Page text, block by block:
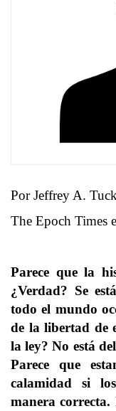
Por Jeffrey A.
The Epoch Times
Parece que la
¿Verdad? Se
todo el mundo
de la libertad de
la ley? No está
Parece que
calamidad si
manera